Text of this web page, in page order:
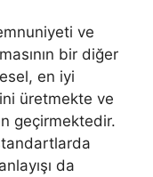
ve
bir diğer
en iyi
üretmekte ve
geçirmektedir.
da